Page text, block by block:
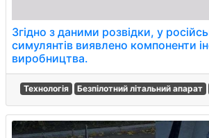
Згідно з даними розвідки, у
симулянтів виявлено компоненти
виробництва.
Технологія Безпілотний літальний апарат